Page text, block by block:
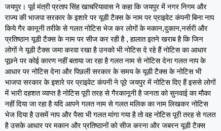
जयपुर। पूर्व मंत्री प्रताप सिंह खाचरियावास ने कहा कि जयपुर में नगर निगम और
राज्य की भाजपा सरकार के इशारे पर यूडी टैक्स के नाम पर प्राइवेट कंपनी बिना नाप
किये गैर कानूनी तरीके से गलत नोटिस भेज कर लोगों के मकान,दुकान,नर्सरी और
प्रतिष्ठान यूडी टैक्स के नाम पर सीज कर रही है , हालात इतने खराब है कि जिन
लोगों ने यूडी टैक्स जमा करवा रखा है उनको भी नोटिस दे रहे हैं नोटिस का आधार
पूछने पर कोई कारण नहीं बताया जा रहा है गलत नाम से नोटिस देना गलत नाप के
आधार पर नोटिस देना और पिछली सरकार के समय के यूडी टैक्स के नोटिस भी
भाजपा सरकार के इशारे पर प्राइवेट कंपनी ने पूरे जयपुर में नोटिस दिए हैं इससे लोगों
में भारी दहशत व्याप्त है नोटिस पूरी तरह से गैरकानूनी है जनता को सुनवाई का मौका
नहीं दिया जा रहा है यदि आपने गलत नाम से गलत मलिक का नाम लिखकर नोटिस
भेज दिया है उसमें नाप और पैसा भी गलत मांगा गया है तो वह नोटिस पूरी तरह से गलत
है उसके आधार पर मकान और प्रतिष्ठानों को सीज करना और जबरन यूडी टैक्स